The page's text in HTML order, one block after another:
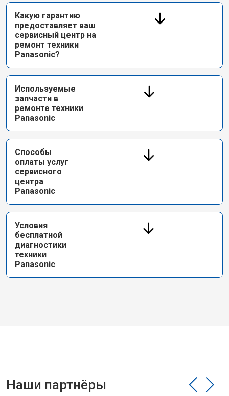
Какую гарантию
предоставляет ваш
сервисный центр на
ремонт техники
Panasonic?
Используемые
запчасти в
ремонте техники
Panasonic
Способы
оплаты услуг
сервисного
центра
Panasonic
Условия
бесплатной
диагностики
техники
Panasonic
Наши партнёры